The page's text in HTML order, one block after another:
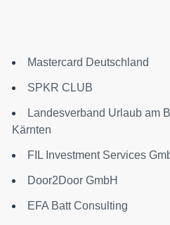
Mastercard Deutschland
SPKR CLUB
Landesverband Urlaub am
Kärnten
FIL Investment Services
Door2Door GmbH
EFA Batt Consulting